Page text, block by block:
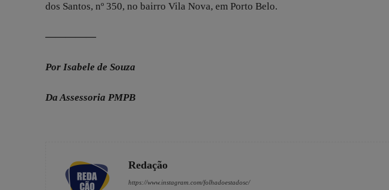
dos Santos, nº 350, no bairro Vila Nova, em Porto Belo.
—————
Por Isabele de Souza
Da Assessoria PMPB
Redação
https://www.instagram.com/folhadoestadosc/